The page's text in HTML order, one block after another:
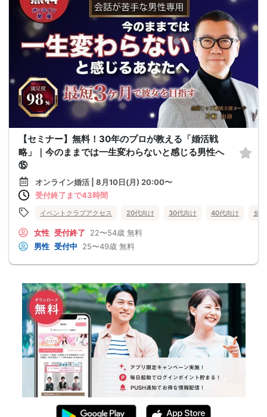
【セミナー】無料！30年のプロが教える「婚活戦
略」｜今のままでは一生変わらないと感じる男性へ
⑮
オンライン婚活 | 8月10日(月) 20:00〜
受付終了まで43時間
イベントクラブアクセス 20代向け 30代向け 40代向け 女
女性 受付終了 22〜54歳 無料
男性 受付中 25〜49歳 無料